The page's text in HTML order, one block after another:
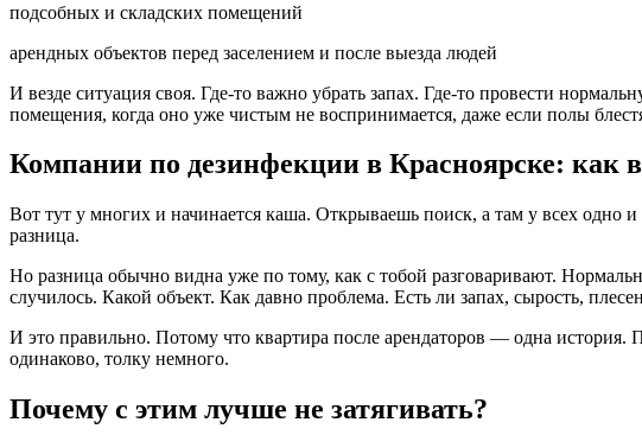
подсобных и складских помещений
арендных объектов перед заселением и после выезда людей
И везде ситуация своя. Где-то важно убрать запах. Где-то провести
помещения, когда оно уже чистым не воспринимается, даже если полы
Компании по дезинфекции в Красноярске: как
Вот тут у многих и начинается каша. Открываешь поиск, а там у всех одно
разница.
Но разница обычно видна уже по тому, как с тобой разговаривают.
случилось. Какой объект. Как давно проблема. Есть ли запах, сырость,
И это правильно. Потому что квартира после арендаторов — одна
одинаково, толку немного.
Почему с этим лучше не затягивать?